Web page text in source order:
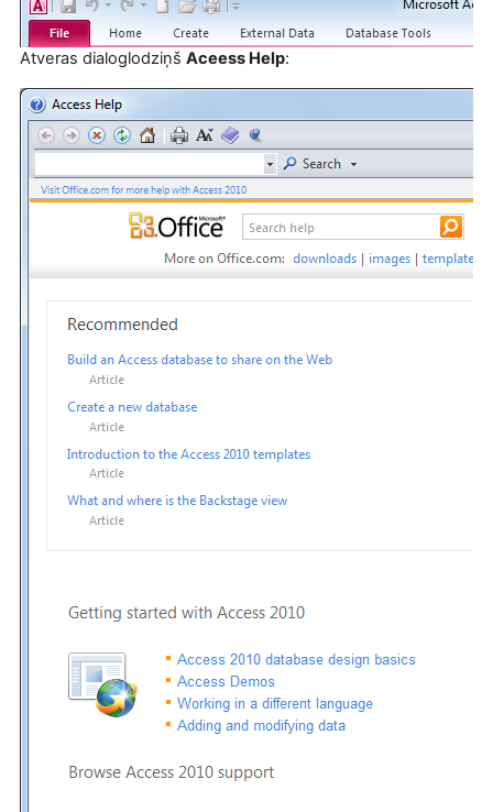
Atveras dialoglodziņš Aceess Help: